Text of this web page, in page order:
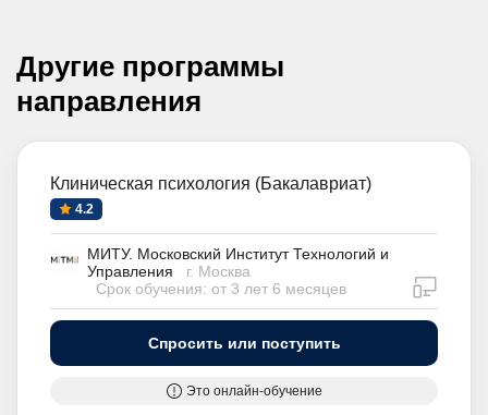
Другие программы
направления
Клиническая психология (Бакалавриат)
4.2
МИТУ. Московский Институт Технологий и
Управления
г. Москва
Срок обучения: от 3 лет 6 месяцев
Спросить или поступить
Это онлайн-обучение